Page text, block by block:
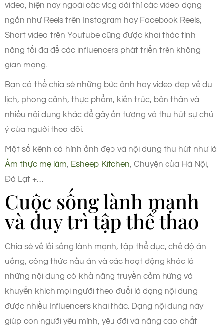
video, hiện nay ngoài các vlog dài thì các video dạng
ngắn như Reels trên Instagram hay Facebook Reels,
Short video trên Youtube cũng được khai thác tính
năng tối đa để các influencers phát triển trên không
gian mạng.
Bạn có thể chia sẻ những bức ảnh hay video đẹp về du
lịch, phong cảnh, thực phẩm, kiến trúc, bản thân và
nhiều nội dung khác để gây ấn tượng và thu hút sự chú
ý của người theo dõi.
Một số kênh có hình ảnh đẹp và nội dung thu hút như là
Ẩm thực mẹ làm, Esheep Kitchen, Chuyện của Hà Nội,
Đà Lạt +…
Cuộc sống lành mạnh
và duy trì tập thể thao
Chia sẻ về lối sống lành mạnh, tập thể dục, chế độ ăn
uống, công thức nấu ăn và các hoạt động khác là
những nội dung có khả năng truyền cảm hứng và
khuyến khích mọi người theo đuổi là dạng nội dung
được nhiều Influencers khai thác. Dạng nội dung này
giúp con người yêu mình, yêu đời và nâng cao chất